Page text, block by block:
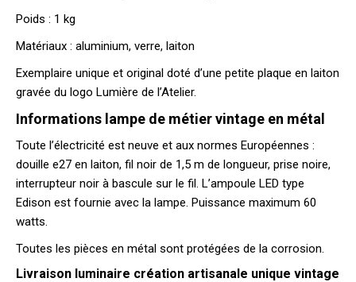
Poids : 1 kg
Matériaux : aluminium, verre, laiton
Exemplaire unique et original doté d’une petite plaque en laiton
gravée du logo Lumière de l’Atelier.
Informations lampe de métier vintage en métal
Toute l’électricité est neuve et aux normes Européennes :
douille e27 en laiton, fil noir de 1,5 m de longueur, prise noire,
interrupteur noir à bascule sur le fil. L’ampoule LED type
Edison est fournie avec la lampe. Puissance maximum 60
watts.
Toutes les pièces en métal sont protégées de la corrosion.
Livraison luminaire création artisanale unique vintage